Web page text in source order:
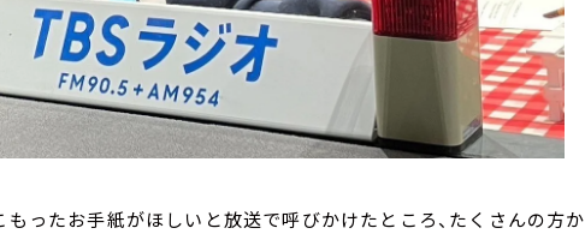
もったお手紙がほしいと放送で呼びかけたところ、たくさんの方か